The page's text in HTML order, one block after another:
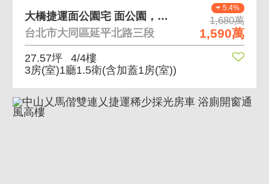
5.4%
1,680萬
1,590萬
大橋捷運面公園宅 面公園，空間好朔造，首購優惠
台北市大同區延平北路三段
27.57坪
4/4樓
3房(室)1廳1.5衛(含加蓋1房(室))